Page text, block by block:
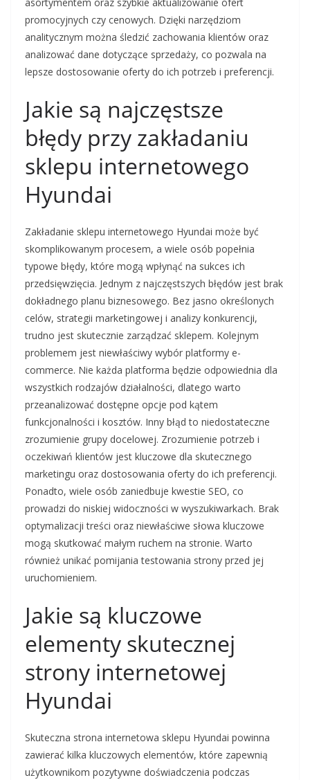
promocyjnych czy cenowych. Dzięki narzędziom
analitycznym można śledzić zachowania klientów oraz
analizować dane dotyczące sprzedaży, co pozwala na
lepsze dostosowanie oferty do ich potrzeb i preferencji.
Jakie są najczęstsze
błędy przy zakładaniu
sklepu internetowego
Hyundai
Zakładanie sklepu internetowego Hyundai może być
skomplikowanym procesem, a wiele osób popełnia
typowe błędy, które mogą wpłynąć na sukces ich
przedsięwzięcia. Jednym z najczęstszych błędów jest brak
dokładnego planu biznesowego. Bez jasno określonych
celów, strategii marketingowej i analizy konkurencji,
trudno jest skutecznie zarządzać sklepem. Kolejnym
problemem jest niewłaściwy wybór platformy e-
commerce. Nie każda platforma będzie odpowiednia dla
wszystkich rodzajów działalności, dlatego warto
przeanalizować dostępne opcje pod kątem
funkcjonalności i kosztów. Inny błąd to niedostateczne
zrozumienie grupy docelowej. Zrozumienie potrzeb i
oczekiwań klientów jest kluczowe dla skutecznego
marketingu oraz dostosowania oferty do ich preferencji.
Ponadto, wiele osób zaniedbuje kwestie SEO, co
prowadzi do niskiej widoczności w wyszukiwarkach. Brak
optymalizacji treści oraz niewłaściwe słowa kluczowe
mogą skutkować małym ruchem na stronie. Warto
również unikać pomijania testowania strony przed jej
uruchomieniem.
Jakie są kluczowe
elementy skutecznej
strony internetowej
Hyundai
Skuteczna strona internetowa sklepu Hyundai powinna
zawierać kilka kluczowych elementów, które zapewnią
użytkownikom pozytywne doświadczenia podczas